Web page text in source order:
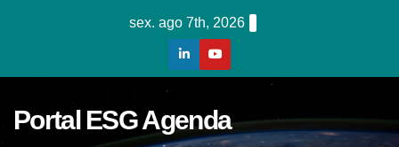
sex. ago 7th, 2026
Portal ESG Agenda